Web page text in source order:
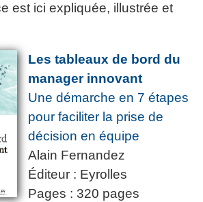
est ici expliquée, illustrée et
Les tableaux de bord du
manager innovant
Une démarche en 7 étapes
pour faciliter la prise de
décision en équipe
Alain Fernandez
Éditeur : Eyrolles
Pages : 320 pages